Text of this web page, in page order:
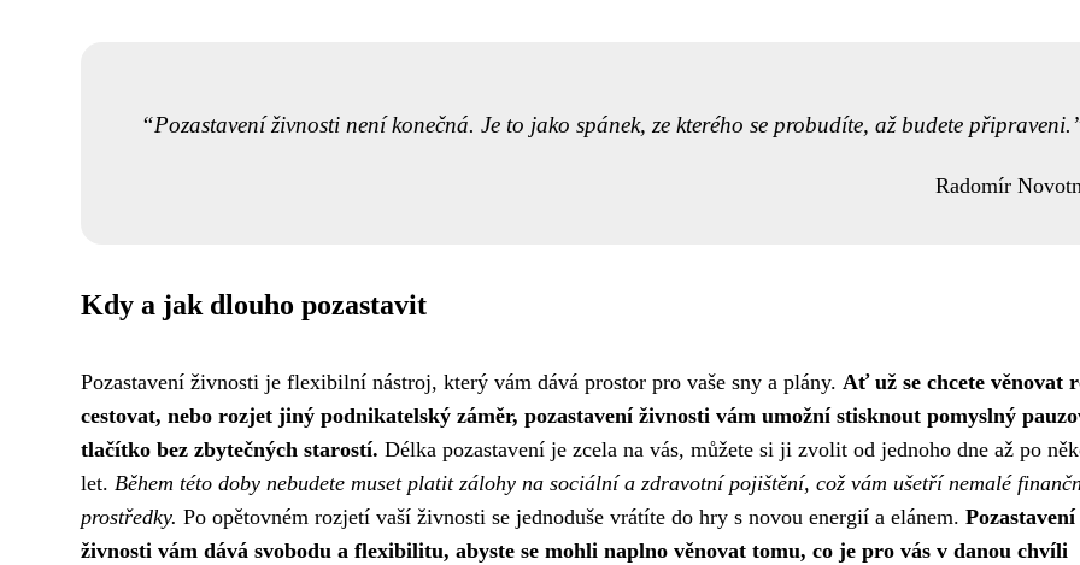
Pozastavení živnosti není konečná. Je to jako spánek, ze kterého se probudíte, až budete připraveni.
Radomír
Kdy a jak dlouho pozastavit
Pozastavení živnosti je flexibilní nástroj, který vám dává prostor pro vaše sny a plány. Ať už se chcete věnovat
cestovat, nebo rozjet jiný podnikatelský záměr, pozastavení živnosti vám umožní stisknout pomyslný
tlačítko bez zbytečných starostí. Délka pozastavení je zcela na vás, můžete si ji zvolit od jednoho dne až po
let. Během této doby nebudete muset platit zálohy na sociální a zdravotní pojištění, což vám ušetří nemalé
prostředky. Po opětovném rozjetí vaší živnosti se jednoduše vrátíte do hry s novou energií a elánem. Pozastavení
živnosti vám dává svobodu a flexibilitu, abyste se mohli naplno věnovat tomu, co je pro vás v danou chvíli